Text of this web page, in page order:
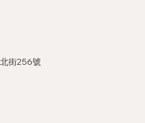
街256號